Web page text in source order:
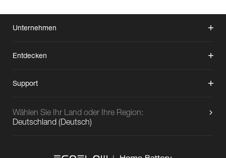
Unternehmen
Entdecken
Support
Wählen Sie Ihr Land oder Ihre Region:
Deutschland (Deutsch)